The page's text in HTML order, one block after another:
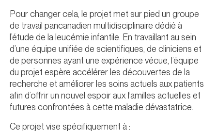
Pour changer cela, le projet met sur pied un groupe
de travail pancanadien multidisciplinaire dédié à
l’étude de la leucémie infantile. En travaillant au sein
d’une équipe unifiée de scientifiques, de cliniciens et
de personnes ayant une expérience vécue, l’équipe
du projet espère accélérer les découvertes de la
recherche et améliorer les soins actuels aux patients
afin d’offrir un nouvel espoir aux familles actuelles et
futures confrontées à cette maladie dévastatrice.
Ce projet vise spécifiquement à :